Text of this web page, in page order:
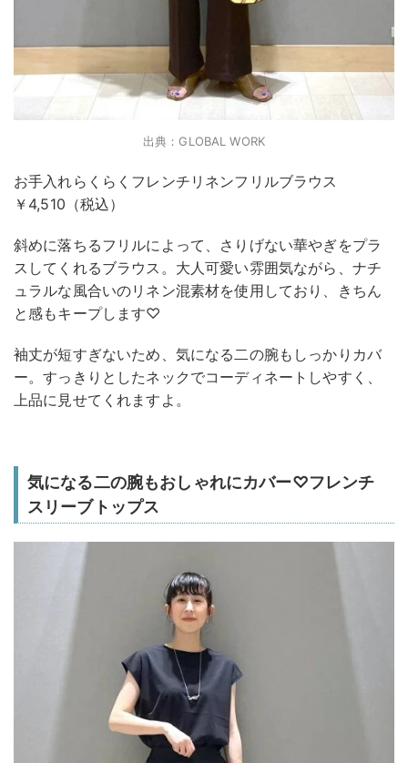
出典：GLOBAL WORK
お手入れらくらくフレンチリネンフリルブラウス
￥4,510（税込）
斜めに落ちるフリルによって、さりげない華やぎをプラ
スしてくれるブラウス。大人可愛い雰囲気ながら、ナチ
ュラルな風合いのリネン混素材を使用しており、きちん
と感もキープします♡
袖丈が短すぎないため、気になる二の腕もしっかりカバ
ー。すっきりとしたネックでコーディネートしやすく、
上品に見せてくれますよ。
気になる二の腕もおしゃれにカバー♡フレンチ
スリーブトップス